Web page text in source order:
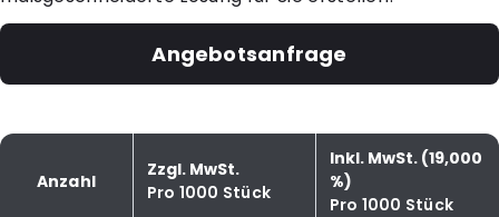
Angebotsanfrage
Anzahl
Zzgl. MwSt.
Pro 1000 Stück
Inkl. MwSt. (19,000
%)
Pro 1000 Stück